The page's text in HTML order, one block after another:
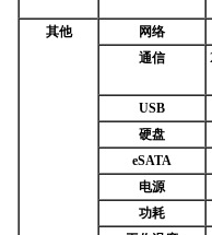
其他
网络
通信
USB
硬盘
eSATA
电源
功耗